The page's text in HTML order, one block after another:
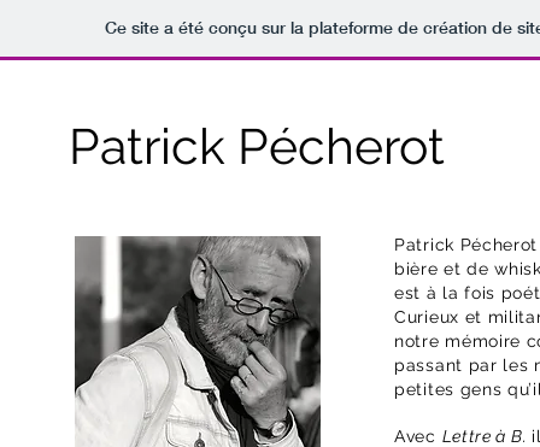
Ce site a été conçu sur la plateforme de création de
Patrick Pécherot
Patrick
bière et de
est à la fois
Curieux et
notre mémoire
passant par les
petites gens
Avec Lettre à B.